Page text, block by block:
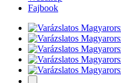
Fajbook